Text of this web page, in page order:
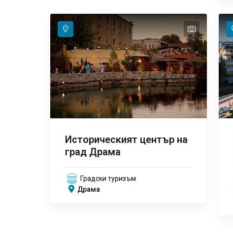
text
text
text
Историческият център на
град Драма
Градски туризъм
Драма